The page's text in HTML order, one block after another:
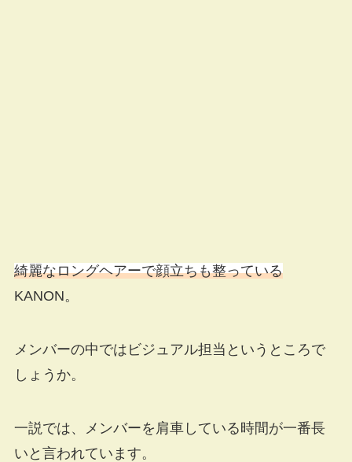
綺麗なロングヘアーで顔立ちも整っている
KANON。
メンバーの中ではビジュアル担当というところで
しょうか。
一説では、メンバーを肩車している時間が一番長
いと言われています。